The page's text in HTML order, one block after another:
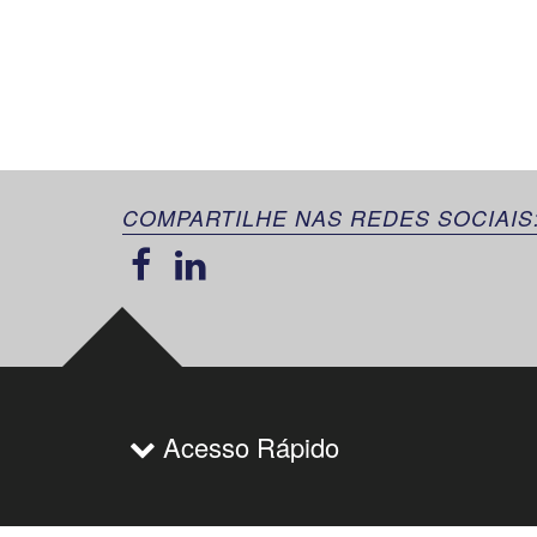
COMPARTILHE NAS REDES
Acesso Rápido